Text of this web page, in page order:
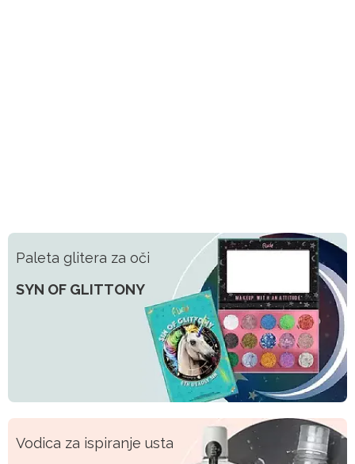
Paleta glitera za oči
SYN OF GLITTONY
Vodica za ispiranje usta